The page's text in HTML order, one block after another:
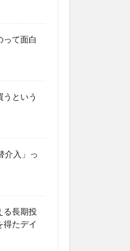
って面白
という
介入」っ
る長期投
得たデイ